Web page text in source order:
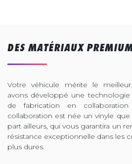
DES MATÉRIAUX PREMIUM
Votre véhicule mérite le
avons développé une technologie
de fabrication en
collaboration est née un vinyle
part ailleurs, qui vous garantira un
résistance exceptionnelle dans les
plus dures.